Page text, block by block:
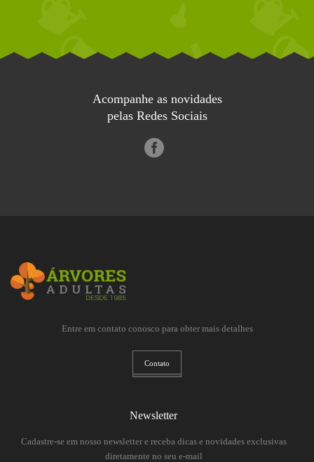
Acompanhe as novidades
pelas Redes Sociais
Entre em contato conosco para obter mais detalhes
Contato
Newsletter
Cadastre-se em nosso newsletter e receba dicas e novidades exclusivas
diretamente no seu e-mail